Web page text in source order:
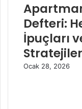
Defteri:
İpuçları
Ocak 28, 2026